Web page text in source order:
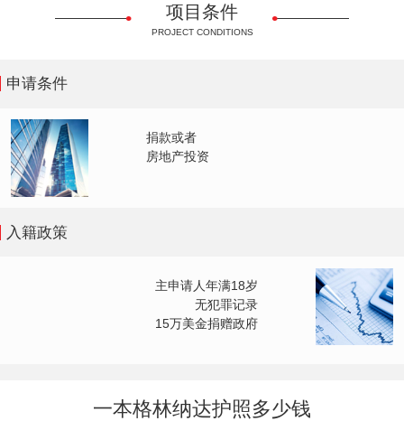
项目条件
PROJECT CONDITIONS
申请条件
捐款或者
房地产投资
入籍政策
主申请人年满18岁
无犯罪记录
15万美金捐赠政府
一本格林纳达护照多少钱